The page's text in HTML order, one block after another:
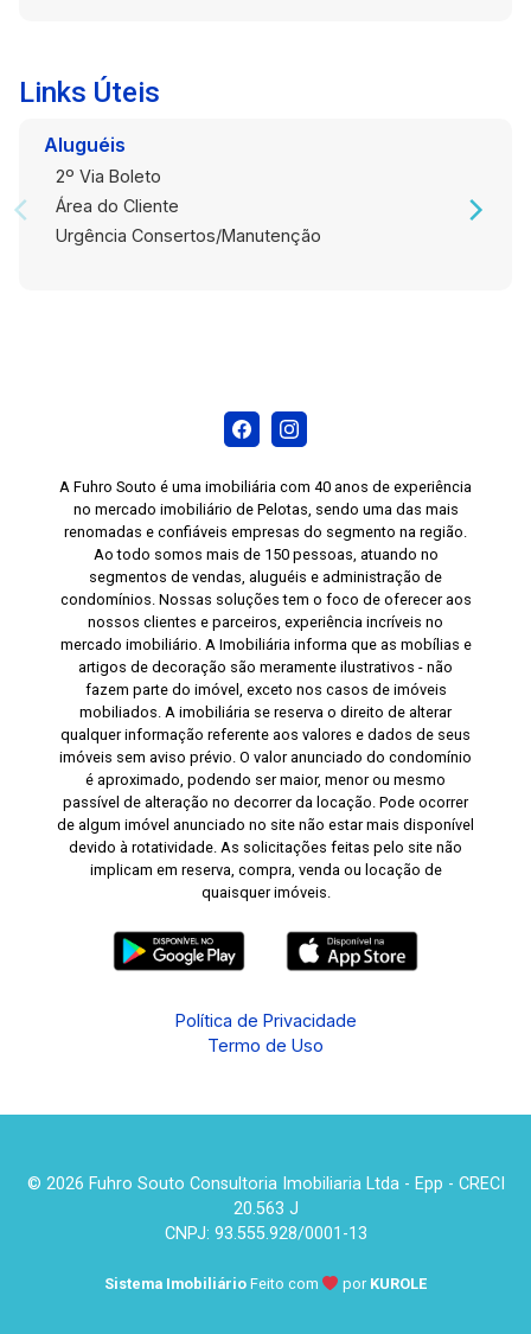
Links Úteis
Aluguéis
2º Via Boleto
Área do Cliente
Urgência Consertos/Manutenção
A Fuhro Souto é uma imobiliária com 40 anos de experiência
no mercado imobiliário de Pelotas, sendo uma das mais
renomadas e confiáveis empresas do segmento na região.
Ao todo somos mais de 150 pessoas, atuando no
segmentos de vendas, aluguéis e administração de
condomínios. Nossas soluções tem o foco de oferecer aos
nossos clientes e parceiros, experiência incríveis no
mercado imobiliário. A Imobiliária informa que as mobílias e
artigos de decoração são meramente ilustrativos - não
fazem parte do imóvel, exceto nos casos de imóveis
mobiliados. A imobiliária se reserva o direito de alterar
qualquer informação referente aos valores e dados de seus
imóveis sem aviso prévio. O valor anunciado do condomínio
é aproximado, podendo ser maior, menor ou mesmo
passível de alteração no decorrer da locação. Pode ocorrer
de algum imóvel anunciado no site não estar mais disponível
devido à rotatividade. As solicitações feitas pelo site não
implicam em reserva, compra, venda ou locação de
quaisquer imóveis.
Política de Privacidade
Termo de Uso
© 2026 Fuhro Souto Consultoria Imobiliaria Ltda - Epp - CRECI
20.563 J
CNPJ: 93.555.928/0001-13
Sistema Imobiliário Feito com por KUROLE